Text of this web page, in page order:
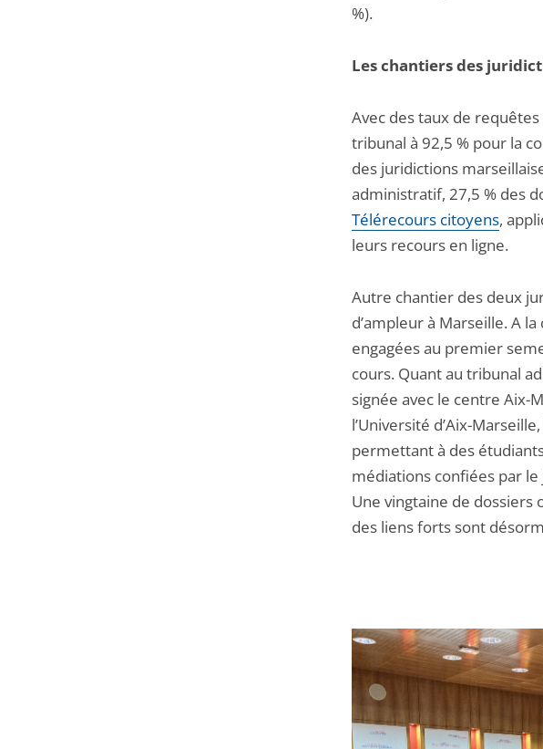
%).
Les chantiers des
Avec des taux de
tribunal à 92,5 % pour la
des juridictions
administratif, 27,5 % des
Télérecours citoyens,
leurs recours en ligne.
Autre chantier des deux
d’ampleur à Marseille. A
engagées au premier
cours. Quant au tribunal
signée avec le centre Aix-
l’Université d’Aix-
permettant à des
médiations confiées par
Une vingtaine de dossiers
des liens forts sont